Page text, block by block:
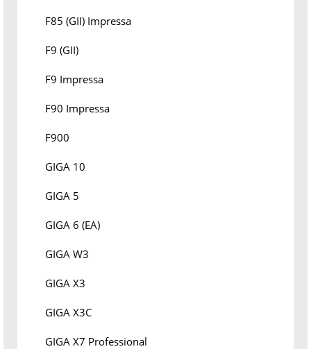
F85 (GII) Impressa
F9 (GII)
F9 Impressa
F90 Impressa
F900
GIGA 10
GIGA 5
GIGA 6 (EA)
GIGA W3
GIGA X3
GIGA X3C
GIGA X7 Professional